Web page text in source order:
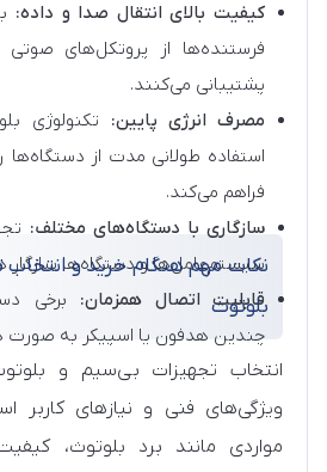
کیفیت بالای انتقال صدا و داده:
پشتیبانی می‌کنند.
مصرف انرژی پایین: تکنولوژی
استفاده طولانی مدت از دستگاه‌ها
فراهم می‌کند.
سازگاری با دستگاه‌های مختلف:
سیستم‌عامل‌ها و دستگاه‌ها
قابلیت اتصال همزمان: برخی
چندین هدفون یا اسپیکر به صورت
نکات مهم هنگام خرید و
بلوتوث
انتخاب تجهیزات بی‌سیم و
ویژگی‌های فنی و نیازهای کاربر
مواردی مانند برد بلوتوث،